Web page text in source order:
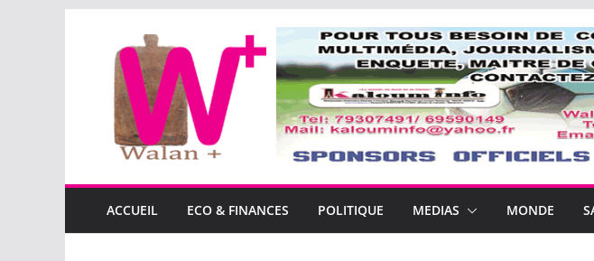
contenu
ACCUEIL ECO & FINANCES POLITIQUE MEDIAS MONDE